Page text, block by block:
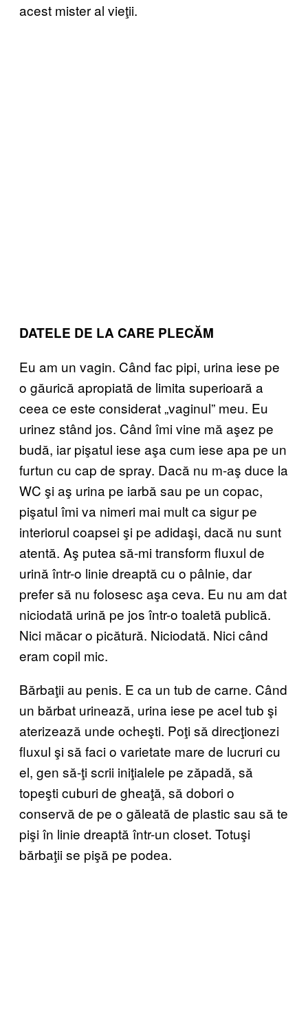
acest mister al vieţii.
DATELE DE LA CARE PLECĂM
Eu am un vagin. Când fac pipi, urina iese pe
o găurică apropiată de limita superioară a
ceea ce este considerat „vaginul” meu. Eu
urinez stând jos. Când îmi vine mă aşez pe
budă, iar pişatul iese aşa cum iese apa pe un
furtun cu cap de spray. Dacă nu m-aş duce la
WC şi aş urina pe iarbă sau pe un copac,
pişatul îmi va nimeri mai mult ca sigur pe
interiorul coapsei şi pe adidaşi, dacă nu sunt
atentă. Aş putea să-mi transform fluxul de
urină într-o linie dreaptă cu o pâlnie, dar
prefer să nu folosesc aşa ceva. Eu nu am dat
niciodată urină pe jos într-o toaletă publică.
Nici măcar o picătură. Niciodată. Nici când
eram copil mic.
Bărbaţii au penis. E ca un tub de carne. Când
un bărbat urinează, urina iese pe acel tub şi
aterizează unde ocheşti. Poţi să direcţionezi
fluxul şi să faci o varietate mare de lucruri cu
el, gen să-ţi scrii iniţialele pe zăpadă, să
topeşti cuburi de gheaţă, să dobori o
conservă de pe o găleată de plastic sau să te
pişi în linie dreaptă într-un closet. Totuşi
bărbaţii se pişă pe podea.